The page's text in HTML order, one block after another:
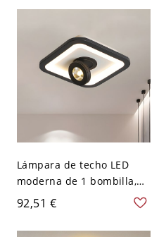
120 V 30,48 cm Blanco
Lámpara de techo LED
moderna de 1 bombilla,
montaje empotrado
cuadrado negro con
pantalla acrílica, luz
92,51 €